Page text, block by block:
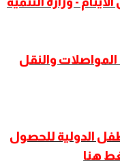
المواصلات والنقل
الدولية للحصول
هنا